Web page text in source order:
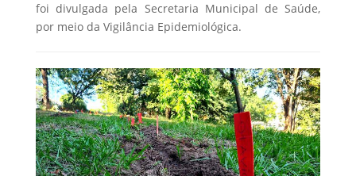
foi divulgada pela Secretaria Municipal de Saúde,
por meio da Vigilância Epidemiológica.